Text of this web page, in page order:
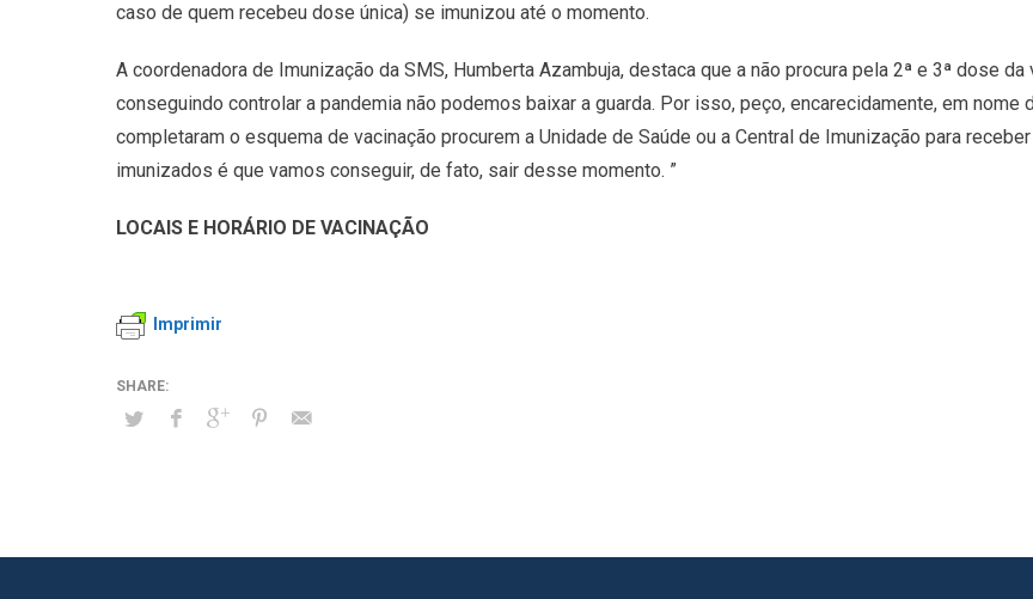
caso de quem recebeu dose única) se imunizou até o momento.
A coordenadora de Imunização da SMS, Humberta Azambuja, destaca que a não procura pela 2ª e 3ª dose
conseguindo controlar a pandemia não podemos baixar a guarda. Por isso, peço, encarecidamente, em
completaram o esquema de vacinação procurem a Unidade de Saúde ou a Central de Imunização para
imunizados é que vamos conseguir, de fato, sair desse momento. ”
LOCAIS E HORÁRIO DE VACINAÇÃO
Imprimir